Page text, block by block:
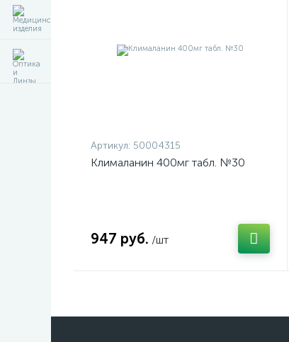
Артикул: 50004315
Клималанин 400мг табл. №30
947 руб. /шт